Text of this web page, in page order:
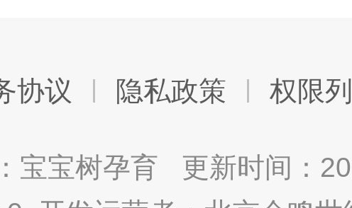
协议 隐私政策 权限
宝宝树孕育 更新时间：